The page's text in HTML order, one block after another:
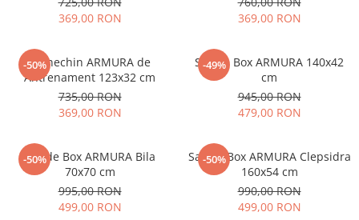
Accesorii Sala
Motricitate și Coordonare
Prim Ajutor
Recuperare și Îcălzire
Berserker
Valkyrie
369,00 RON
369,00 RON
-50%
Manechin ARMURA de
Antrenament 123x32 cm
735,00 RON
369,00 RON
-49%
Sac de Box ARMURA 140x42
cm
945,00 RON
479,00 RON
-50%
Sac de Box ARMURA Bila
70x70 cm
995,00 RON
499,00 RON
-50%
Sac de Box ARMURA Clepsidra
160x54 cm
990,00 RON
499,00 RON